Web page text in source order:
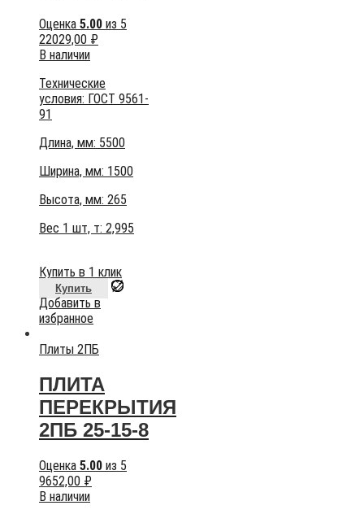
Оценка 5.00 из 5
22029,00 ₽
В наличии
Технические
условия: ГОСТ 9561-
91
Длина, мм: 5500
Ширина, мм: 1500
Высота, мм: 265
Вес 1 шт, т: 2,995
Купить в 1 клик
Купить
Добавить в
избранное
Плиты 2ПБ
ПЛИТА
ПЕРЕКРЫТИЯ
2ПБ 25-15-8
Оценка 5.00 из 5
9652,00 ₽
В наличии